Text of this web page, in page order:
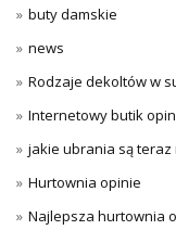
buty damskie
news
Rodzaje dekoltów w
Internetowy butik
jakie ubrania są teraz
Hurtownia opinie
Najlepsza hurtownia